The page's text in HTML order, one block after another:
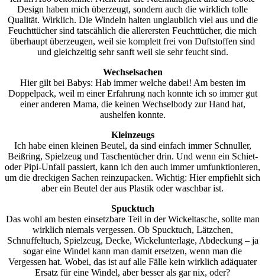
Design haben mich überzeugt, sondern auch die wirklich tolle
Qualität. Wirklich. Die Windeln halten unglaublich viel aus und die
Feuchttücher sind tatscählich die allerersten Feuchttücher, die mich
überhaupt überzeugen, weil sie komplett frei von Duftstoffen sind
und gleichzeitig sehr sanft weil sie sehr feucht sind.
Wechselsachen
Hier gilt bei Babys: Hab immer welche dabei! Am besten im
Doppelpack, weil m einer Erfahrung nach konnte ich so immer gut
einer anderen Mama, die keinen Wechselbody zur Hand hat,
aushelfen konnte.
Kleinzeugs
Ich habe einen kleinen Beutel, da sind einfach immer Schnuller,
Beißring, Spielzeug und Taschentücher drin. Und wenn ein Schiet-
oder Pipi-Unfall passiert, kann ich den auch immer umfunktionieren,
um die dreckigen Sachen reinzupacken. Wichtig: Hier empfiehlt sich
aber ein Beutel der aus Plastik oder waschbar ist.
Spucktuch
Das wohl am besten einsetzbare Teil in der Wickeltasche, sollte man
wirklich niemals vergessen. Ob Spucktuch, Lätzchen,
Schnuffeltuch, Spielzeug, Decke, Wickelunterlage, Abdeckung – ja
sogar eine Windel kann man damit ersetzen, wenn man die
Vergessen hat. Wobei, das ist auf alle Fälle kein wirklich adäquater
Ersatz für eine Windel, aber besser als gar nix, oder?